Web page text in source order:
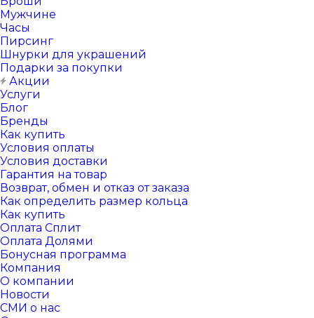
Мужчине
Часы
Пирсинг
Шнурки для украшений
Подарки за покупки
Акции
Услуги
Блог
Бренды
Как купить
Условия оплаты
Условия доставки
Гарантия на товар
Возврат, обмен и отказ от заказа
Как определить размер кольца
Как купить
Оплата Сплит
Оплата Долями
Бонусная программа
Компания
О компании
Новости
СМИ о нас